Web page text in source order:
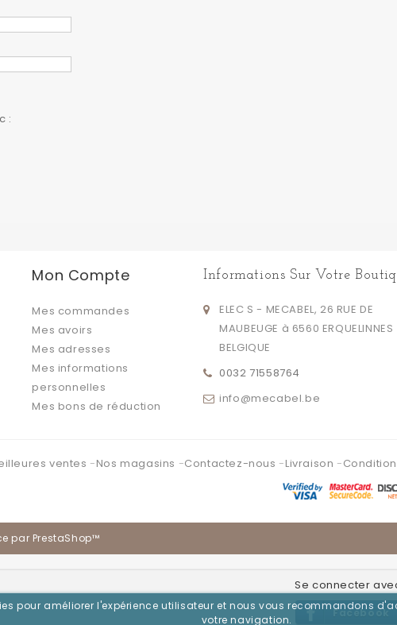
pour améliorer l'expérience utilisateur et nous vous recommandons
votre navigation.
:
Mon Compte
Mes commandes
Mes avoirs
Mes adresses
Mes informations
personnelles
Mes bons de réduction
Informations Sur Votre
ELEC S - MECABEL, 26 RUE DE
MAUBEUGE à 6560 ERQUELINNES
BELGIQUE
0032 71558764
info@mecabel.be
ventes Nos magasins Contactez-nous Livraison
par PrestaShop™
Se connecter
Facebook